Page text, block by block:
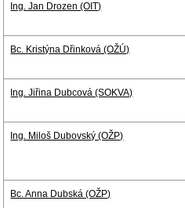
Ing. Jan Drozen (OIT)
Bc. Kristýna Dřinková (OŽÚ)
Ing. Jiřina Dubcová (SOKVA)
Ing. Miloš Dubovský (OŽP)
Bc. Anna Dubská (OŽP)